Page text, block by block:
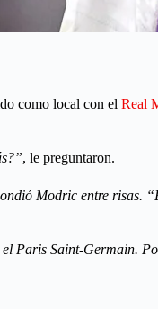
como local con el Real
, le preguntaron.
Modric entre risas.
Paris Saint-Germain.